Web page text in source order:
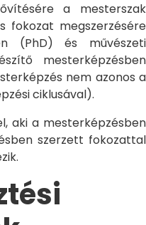
a mesterszak
fokozat megszerzésére
(PhD) és művészeti
mesterképzésben
nem azonos a
ciklusával).
aki a mesterképzésben
szerzett fokozattal